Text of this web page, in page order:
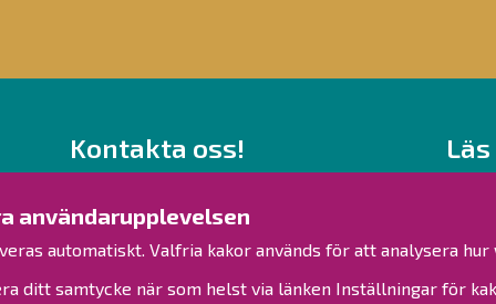
användarupplevelsen
automatiskt. Valfria kakor används för att analysera
ditt samtycke när som helst via länken Inställningar för
Kontakta oss!
Verksamhetsställen
Kontaktuppgifter till personalen
Guidekarta